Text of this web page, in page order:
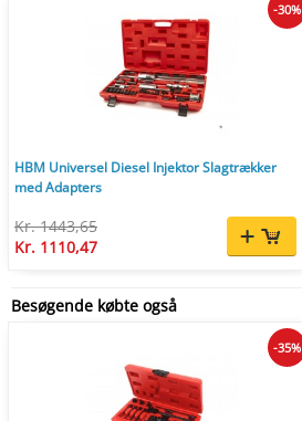
HBM Universel Diesel Injektor Slagtrækker
med Adapters
Kr. 1443,65
Kr. 1110,47
-30%
Besøgende købte også
-35%